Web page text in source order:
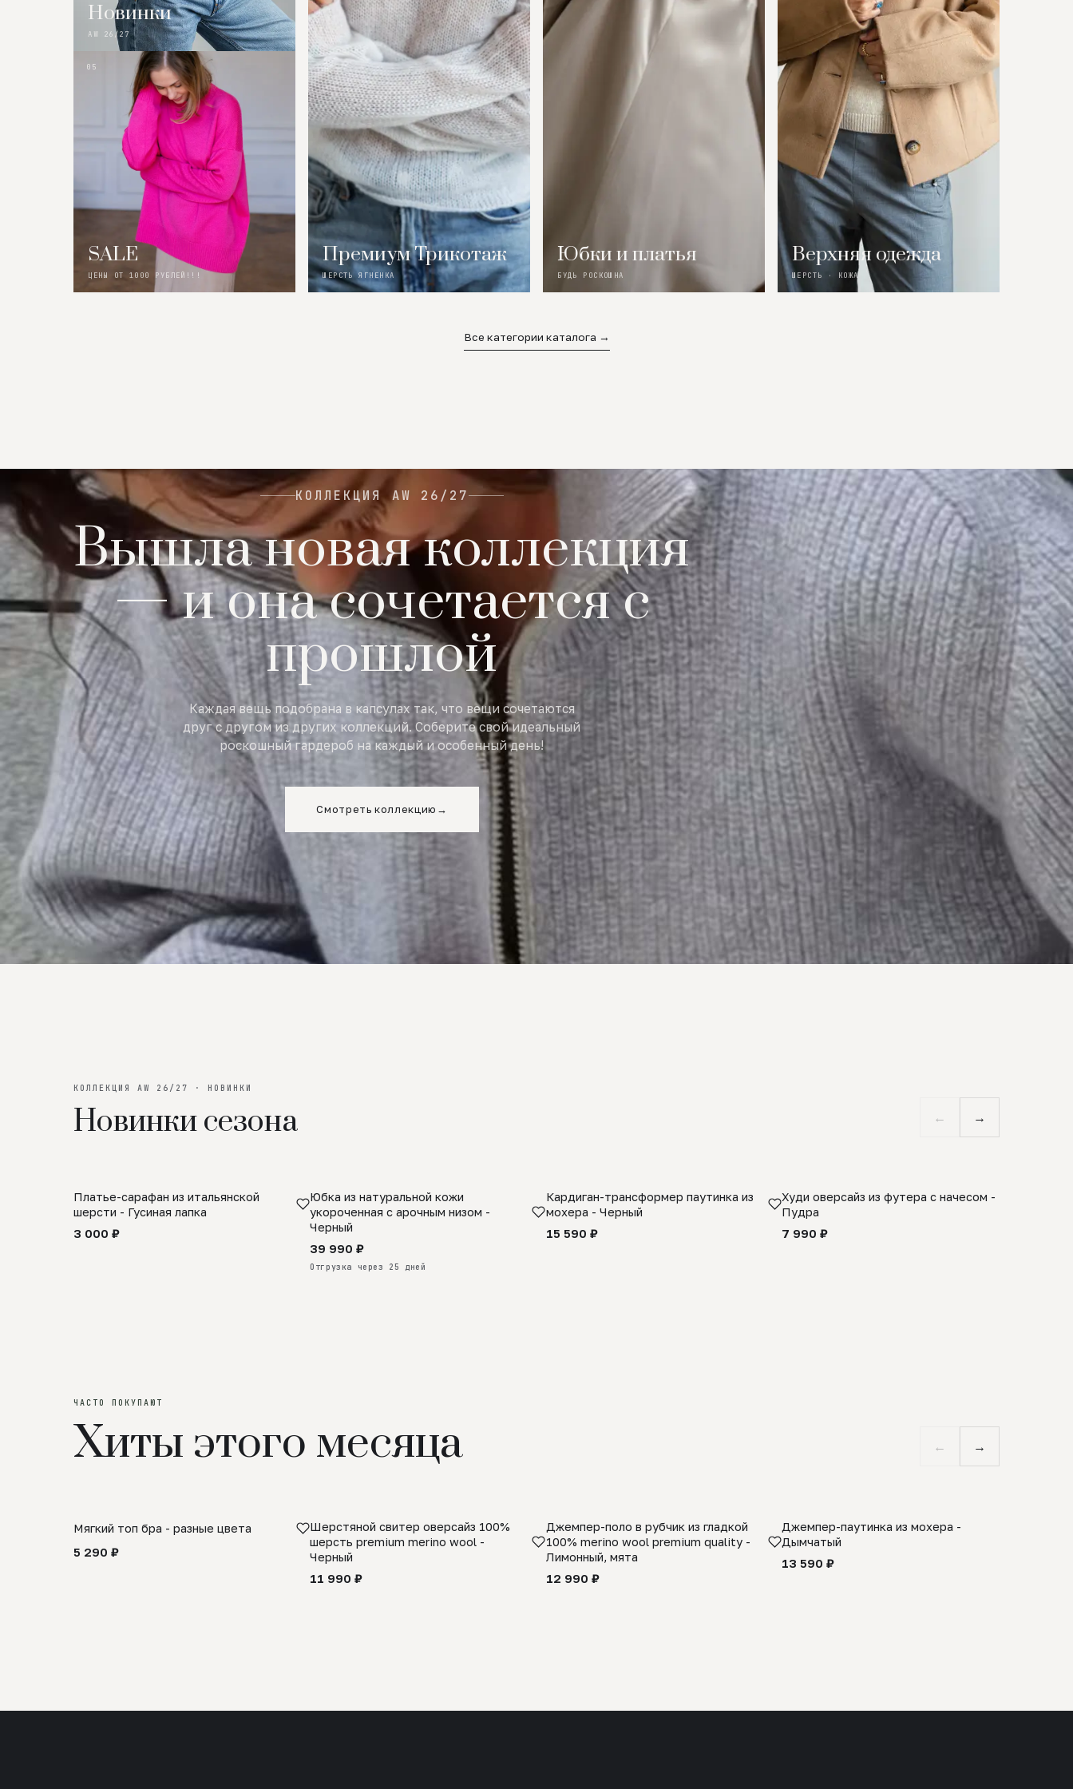
Новинки
AW 26/27
05
SALE
ЦЕНЫ ОТ 1000 РУБЛЕЙ!!!
Премиум Трикотаж
ШЕРСТЬ ЯГНЕНКА
Юбки и платья
БУДЬ РОСКОШНА
Верхняя одежда
ШЕРСТЬ · КОЖА
Все категории каталога →
КОЛЛЕКЦИЯ AW 26/27
Вышла новая коллекция
— и она сочетается с
прошлой
Каждая вещь подобрана в капсулах так, что вещи сочетаются
друг с другом из других коллекций. Соберите свой идеальный
роскошный гардероб на каждый и особенный день!
Смотреть коллекцию →
КОЛЛЕКЦИЯ AW 26/27 · НОВИНКИ
Новинки сезона ← →
SALE
Платье-сарафан из итальянской
шерсти - Гусиная лапка
3 000 ₽
ПРЕДЗАКАЗ
Юбка из натуральной кожи
укороченная с арочным низом -
Черный
39 990 ₽
Отгрузка через 25 дней
Кардиган-трансформер паутинка из
мохера - Черный
15 590 ₽
Худи оверсайз из футера с начесом -
Пудра
7 990 ₽
ЧАСТО ПОКУПАЮТ
Хиты этого месяца ← →
Мягкий топ бра - разные цвета
5 290 ₽
Шерстяной свитер оверсайз 100%
шерсть premium merino wool -
Черный
11 990 ₽
Джемпер-поло в рубчик из гладкой
100% merino wool premium quality -
Лимонный, мята
12 990 ₽
Джемпер-паутинка из мохера -
Дымчатый
13 590 ₽